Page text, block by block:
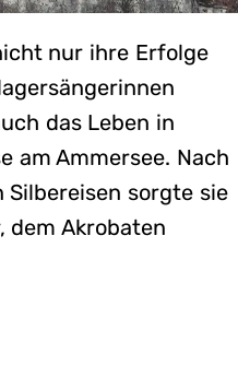
nur ihre Erfolge
das Leben in
am Ammersee. Nach
Silbereisen sorgte sie
dem Akrobaten